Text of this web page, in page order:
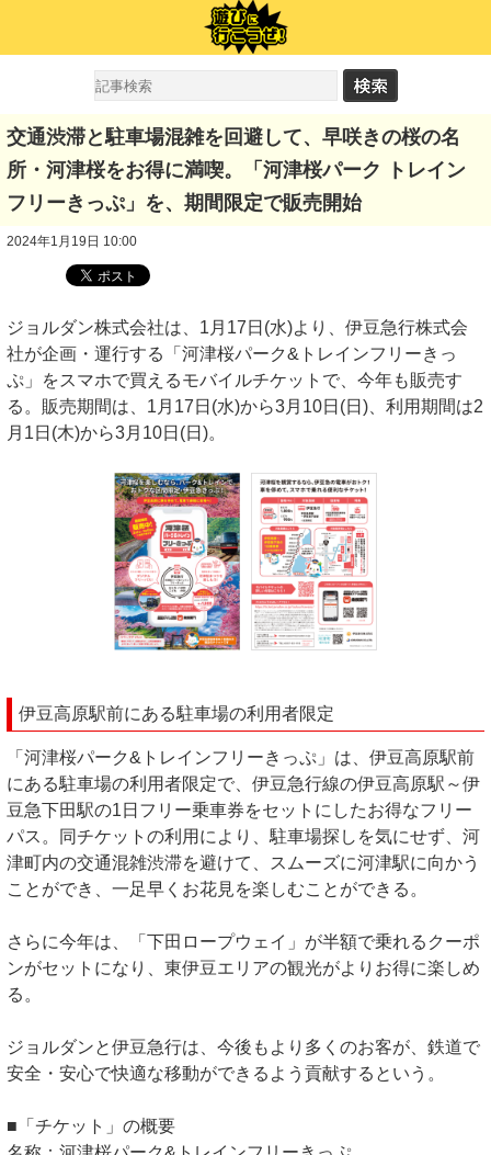
交通渋滞と駐車場混雑を回避して、早咲きの桜の名
所・河津桜をお得に満喫。「河津桜パーク トレイン
フリーきっぷ」を、期間限定で販売開始
2024年1月19日 10:00
ジョルダン株式会社は、1月17日(水)より、伊豆急行株式会
社が企画・運行する「河津桜パーク&トレインフリーきっ
ぷ」をスマホで買えるモバイルチケットで、今年も販売す
る。販売期間は、1月17日(水)から3月10日(日)、利用期間は2
月1日(木)から3月10日(日)。
伊豆高原駅前にある駐車場の利用者限定
「河津桜パーク&トレインフリーきっぷ」は、伊豆高原駅前
にある駐車場の利用者限定で、伊豆急行線の伊豆高原駅～伊
豆急下田駅の1日フリー乗車券をセットにしたお得なフリー
パス。同チケットの利用により、駐車場探しを気にせず、河
津町内の交通混雑渋滞を避けて、スムーズに河津駅に向かう
ことができ、一足早くお花見を楽しむことができる。
さらに今年は、「下田ロープウェイ」が半額で乗れるクーポ
ンがセットになり、東伊豆エリアの観光がよりお得に楽しめ
る。
ジョルダンと伊豆急行は、今後もより多くのお客が、鉄道で
安全・安心で快適な移動ができるよう貢献するという。
■「チケット」の概要